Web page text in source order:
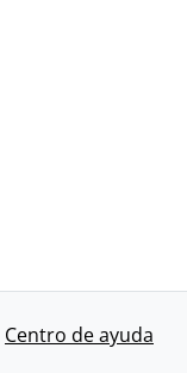
Centro de ayuda